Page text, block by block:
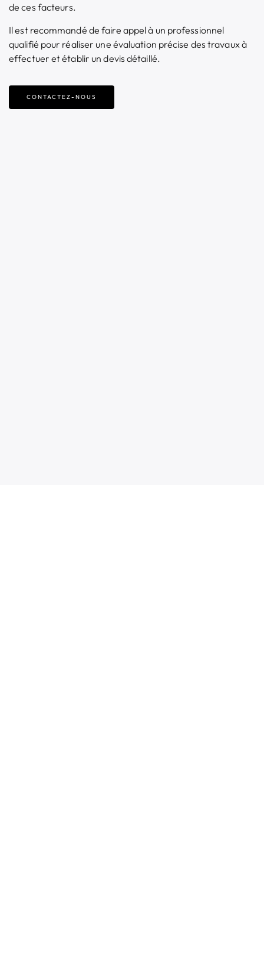
de ces facteurs.
Il est recommandé de faire appel à un professionnel
qualifié pour réaliser une évaluation précise des travaux à
effectuer et établir un devis détaillé.
CONTACTEZ-NOUS